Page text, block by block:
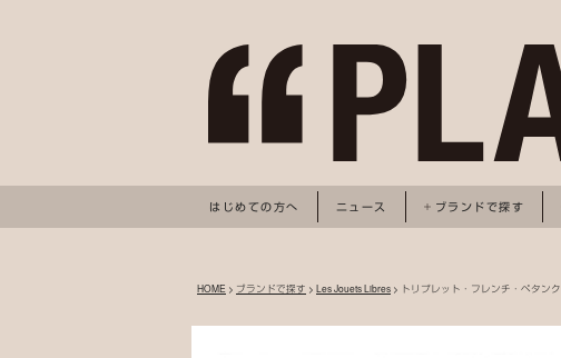
はじめての方へ ニュース ブランドで探す
HOME > ブランドで探す > Les Jouets Libres > トリプレット・フレンチ・ペタンク